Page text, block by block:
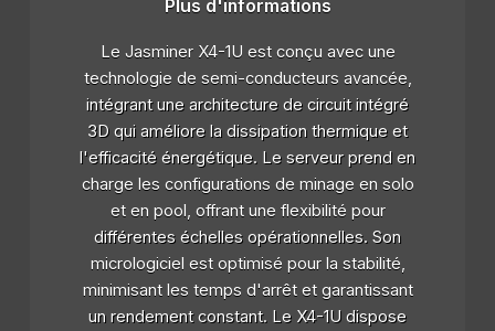
Plus d'informations
Le Jasminer X4-1U est conçu avec une
technologie de semi-conducteurs avancée,
intégrant une architecture de circuit intégré
3D qui améliore la dissipation thermique et
l'efficacité énergétique. Le serveur prend en
charge les configurations de minage en solo
et en pool, offrant une flexibilité pour
différentes échelles opérationnelles. Son
micrologiciel est optimisé pour la stabilité,
minimisant les temps d'arrêt et garantissant
un rendement constant. Le X4-1U dispose